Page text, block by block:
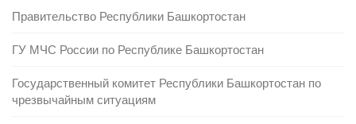
Правительство Республики Башкортостан
ГУ МЧС России по Республике Башкортостан
Государственный комитет Республики Башкортостан по
чрезвычайным ситуациям